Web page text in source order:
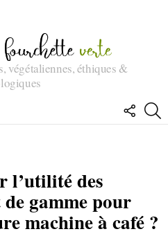
végétaliennes, éthiques &
NOUS
l’utilité des
gamme pour
machine à café ?